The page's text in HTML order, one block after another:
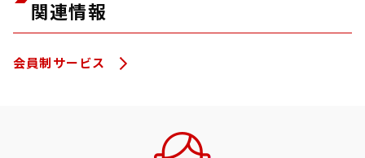
関連情報
会員制サービス